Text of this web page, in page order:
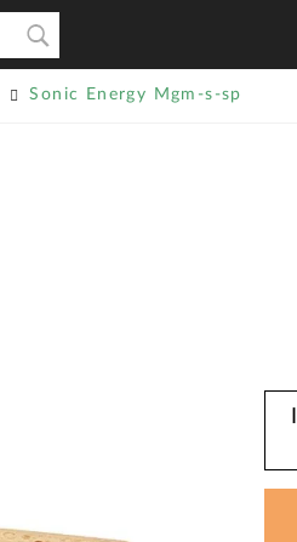
Sonic Energy Mgm-s-sp